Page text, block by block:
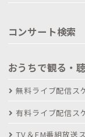
コンサート検索
おうちで観る・
無料ライブ配信ス
有料ライブ配信ス
TV＆FM番組放送